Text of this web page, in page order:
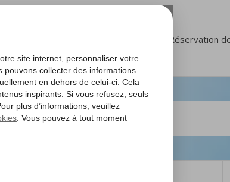
Réservation